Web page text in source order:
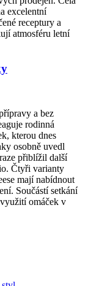
excelentní
receptury a
atmosféru letní
a bez
rodinná
kterou dnes
osobně uvedl
přiblížil další
Čtyři varianty
mají nabídnout
Součástí setkání
omáček v